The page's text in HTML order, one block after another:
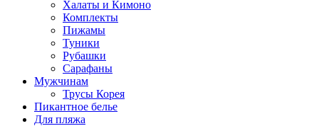
Халаты и Кимоно
Комплекты
Пижамы
Туники
Рубашки
Сарафаны
Мужчинам
Трусы Корея
Пикантное белье
Для пляжа